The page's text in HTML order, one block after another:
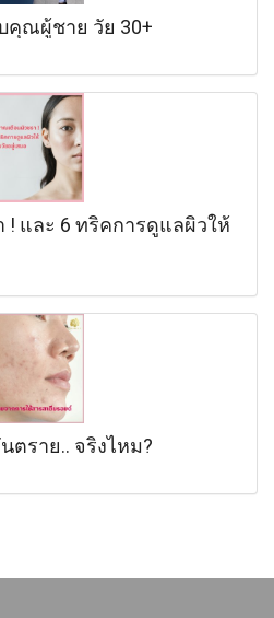
คุณผู้ชาย วัย 30+
และ 6 ทริคการดูแลผิวให้
ตราย.. จริงไหม?